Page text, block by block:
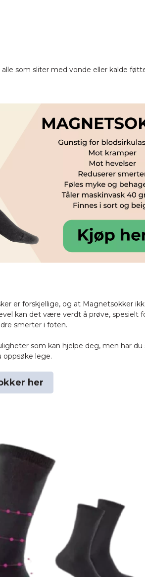
som sliter med vonde eller kalde
er forskjellige, og at Magnetsokker
kan det være verdt å prøve, spesielt
smerter i foten.
som kan hjelpe deg, men har du
oppsøke lege.
her